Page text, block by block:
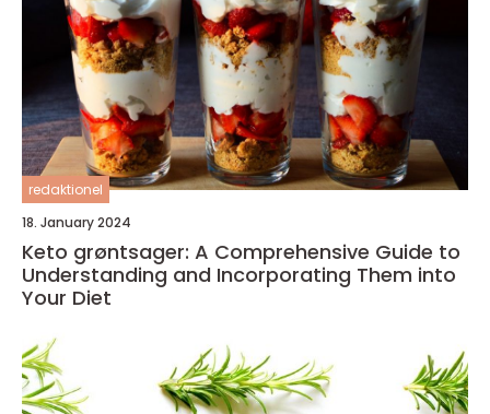
redaktionel
18. January 2024
Keto grøntsager: A Comprehensive Guide to
Understanding and Incorporating Them into
Your Diet